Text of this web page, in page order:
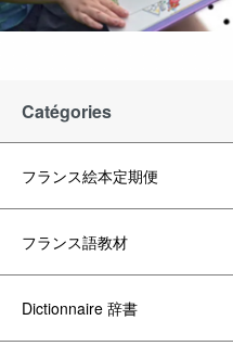
Catégories
フランス絵本定期便
フランス語教材
Dictionnaire 辞書